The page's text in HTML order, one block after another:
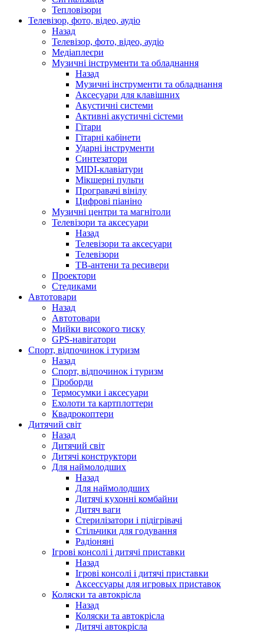
Тепловізори
Телевізор, фото, відео, аудіо
Назад
Телевізор, фото, відео, аудіо
Медіаплеєри
Музичні інструменти та обладнання
Назад
Музичні інструменти та обладнання
Аксесуари для клавішних
Акустичні системи
Активні акустичні сістеми
Гітари
Гітарні кабінети
Ударні інструменти
Синтезатори
MIDI-клавіатури
Мікшерні пульти
Програвачі вінілу
Цифрові піаніно
Музичні центри та магнітоли
Телевізори та аксесуари
Назад
Телевізори та аксесуари
Телевізори
ТВ-антени та ресивери
Проектори
Стедиками
Автотовари
Назад
Автотовари
Мийки високого тиску
GPS-навігатори
Спорт, відпочинок і туризм
Назад
Спорт, відпочинок і туризм
Гіроборди
Термосумки і аксесуари
Ехолоти та картплоттери
Квадрокоптери
Дитячий світ
Назад
Дитячий світ
Дитячі конструктори
Для наймолодших
Назад
Для наймолодших
Дитячі кухонні комбайни
Дитяч ваги
Стерилізатори і підігрівачі
Стільчики для годування
Радіоняні
Ігрові консолі і дитячі приставки
Назад
Ігрові консолі і дитячі приставки
Аксессуары для игровых приставок
Коляски та автокрісла
Назад
Коляски та автокрісла
Дитячі автокрісла